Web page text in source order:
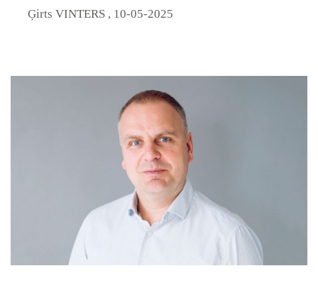
Ģirts VINTERS , 10-05-2025